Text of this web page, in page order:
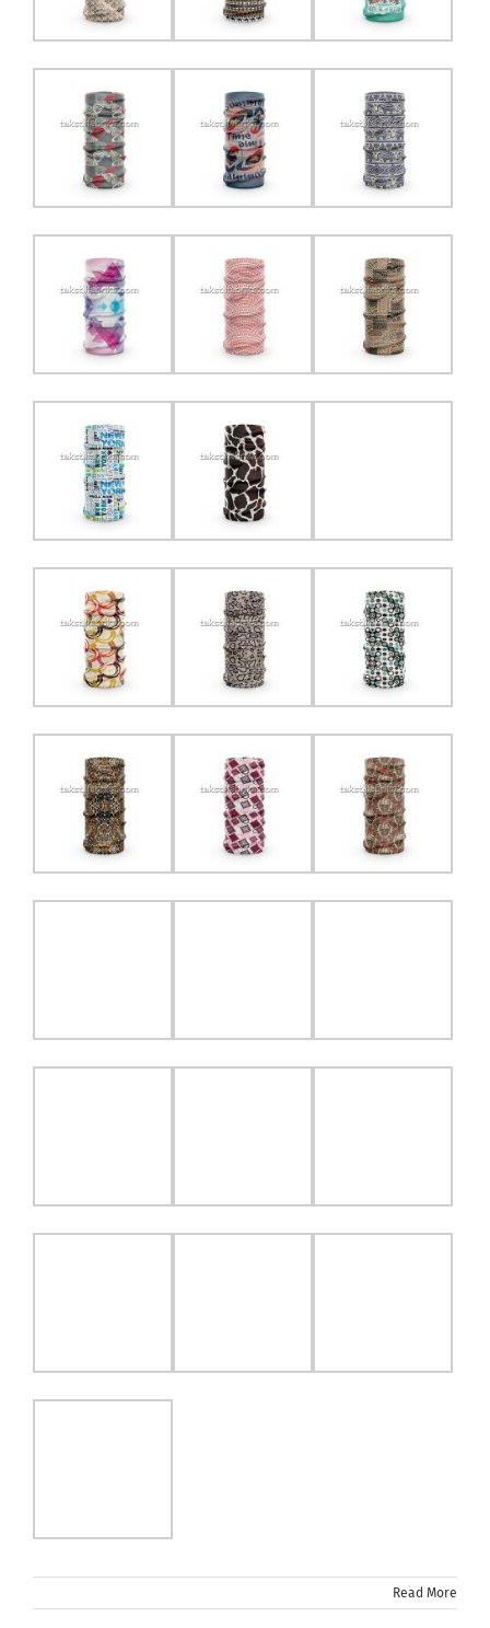
Read More